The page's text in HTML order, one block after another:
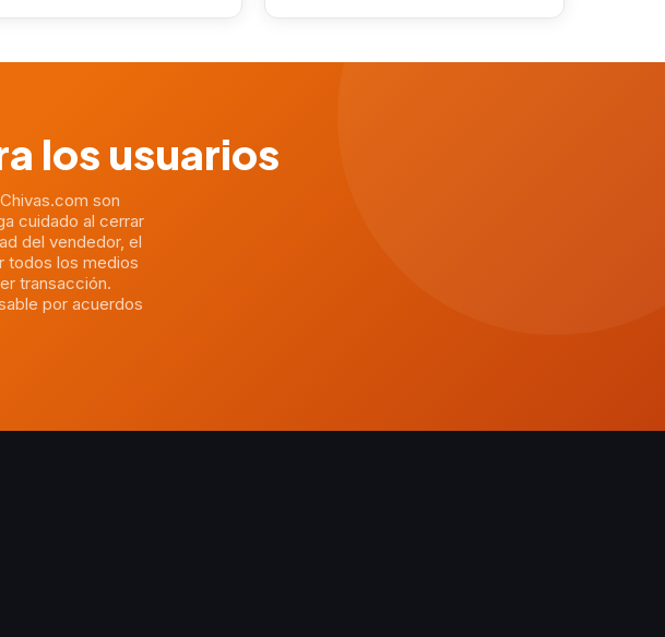
los usuarios
son
cuidado al cerrar
del vendedor, el
todos los medios
transacción.
por acuerdos